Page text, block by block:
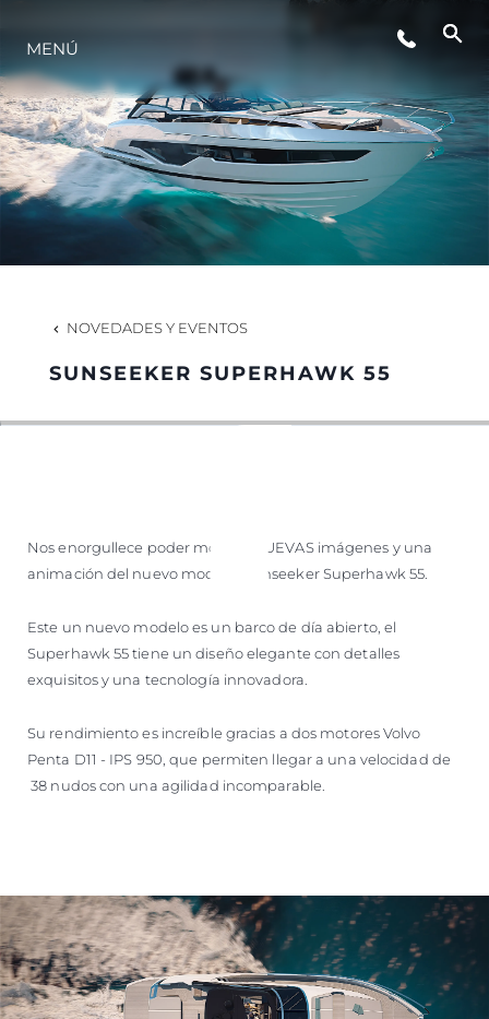
ESTILO DE VIDA
INNOVACIÓN
¿QUIÉNES SOMOS?
EL EQUIPO
MENÚ
NOVEDADES Y EVENTOS
SUNSEEKER SUPERHAWK 55
Nos enorgullece poder mostrar NUEVAS imágenes y una
animación del nuevo modelo Sunseeker Superhawk 55.
Este un nuevo modelo es un barco de día abierto, el
Superhawk 55 tiene un diseño elegante con detalles
exquisitos y una tecnología innovadora.
Su rendimiento es increíble gracias a dos motores Volvo
Penta D11 - IPS 950, que permiten llegar a una velocidad de
38 nudos con una agilidad incomparable.